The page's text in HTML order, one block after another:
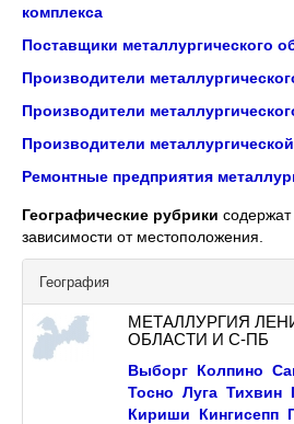
комплекса
Поставщики металлургического
Производители
Производители
Производители
Ремонтные предприятия
Географические рубрики
зависимости от местоположения.
География
МЕТАЛЛУРГИЯ
ОБЛАСТИ И С-ПБ
Выборг Колпино
Тосно Луга Тихвин
Кириши
Кингисепп